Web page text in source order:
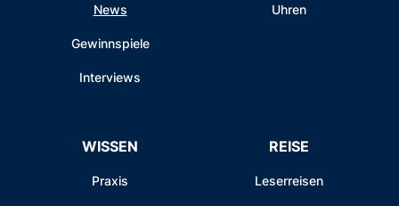
News
Gewinnspiele
Interviews
Uhren
WISSEN
Praxis
REISE
Leserreisen